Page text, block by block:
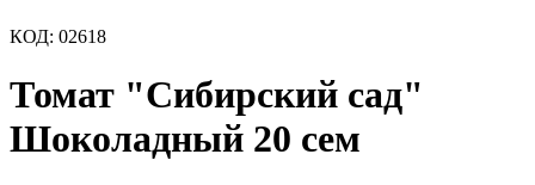
КОД: 02618
Томат "Сибирский сад"
Шоколадный 20 сем